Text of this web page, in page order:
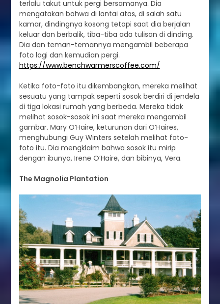
terlalu takut untuk pergi bersamanya. Dia
mengatakan bahwa di lantai atas, di salah satu
kamar, dindingnya kosong tetapi saat dia berjalan
keluar dan berbalik, tiba-tiba ada tulisan di dinding.
Dia dan teman-temannya mengambil beberapa
foto lagi dan kemudian pergi.
https://www.benchwarmerscoffee.com/
Ketika foto-foto itu dikembangkan, mereka melihat
sesuatu yang tampak seperti sosok berdiri di jendela
di tiga lokasi rumah yang berbeda. Mereka tidak
melihat sosok-sosok ini saat mereka mengambil
gambar. Mary O’Haire, keturunan dari O’Haires,
menghubungi Guy Winters setelah melihat foto-
foto itu. Dia mengklaim bahwa sosok itu mirip
dengan ibunya, Irene O’Haire, dan bibinya, Vera.
The Magnolia Plantation